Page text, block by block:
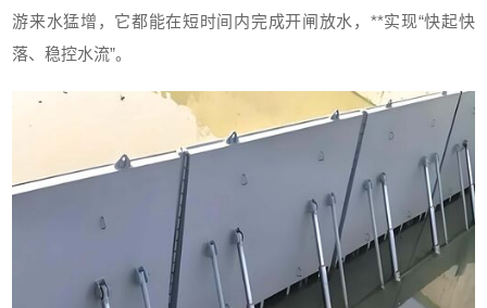
游来水猛增，它都能在短时间内完成开闸放水，**实现“快起快
落、稳控水流”。